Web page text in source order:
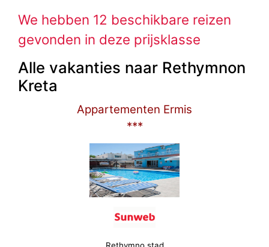
We hebben 12 beschikbare reizen
gevonden in deze prijsklasse
Alle vakanties naar Rethymnon
Kreta
Appartementen Ermis
***
Rethymno stad